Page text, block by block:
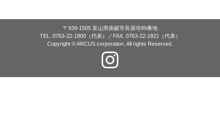
〒939-1505 富山県南砺市長源寺89番地
TEL. 0763-22-1800（代表）／FAX. 0763-22-1821（代表）
Copyright © ARCUS corporation. All rights Reserved.